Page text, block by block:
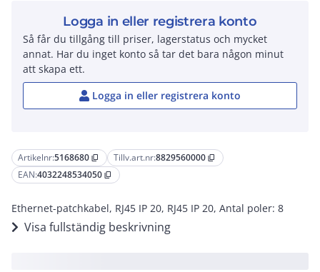
Artikelnr:5168680 content_copy Tillv.art.nr:8829560000 content_copy
EAN:4032248534050 content_copy
Ethernet-patchkabel, RJ45 IP 20, RJ45 IP 20, Antal poler: 8
Visa fullständig beskrivning
Logga in eller registrera konto
Så får du tillgång till priser, lagerstatus och mycket
annat. Har du inget konto så tar det bara någon minut
att skapa ett.
Logga in eller registrera konto